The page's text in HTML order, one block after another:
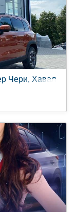
Чери, Хавал